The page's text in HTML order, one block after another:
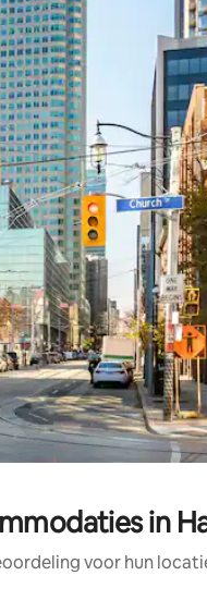
óf door te tikken of
in
voor hun